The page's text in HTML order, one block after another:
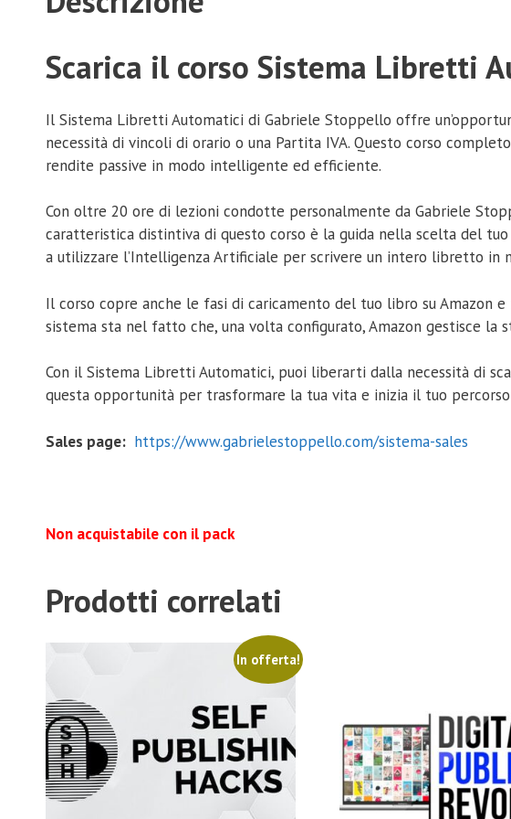
Scarica il corso Sistema Libretti
Il Sistema Libretti Automatici di Gabriele Stoppello offre
necessità di vincoli di orario o una Partita IVA. Questo corso
rendite passive in modo intelligente ed efficiente.
Con oltre 20 ore di lezioni condotte personalmente da Gabriele
caratteristica distintiva di questo corso è la guida nella scelta del
a utilizzare l’Intelligenza Artificiale per scrivere un intero libretto in
Il corso copre anche le fasi di caricamento del tuo libro su Amazon
sistema sta nel fatto che, una volta configurato, Amazon gestisce
Con il Sistema Libretti Automatici, puoi liberarti dalla necessità di
questa opportunità per trasformare la tua vita e inizia il tuo
Sales page: https://www.gabrielestoppello.com/sistema-sales
Non acquistabile con il pack
Prodotti correlati
In offerta!